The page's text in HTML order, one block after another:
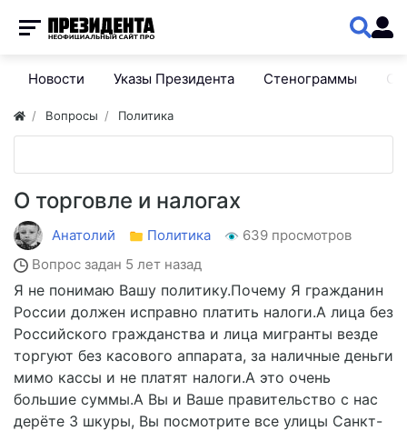
Новости Указы Президента Стенограммы
Вопросы Политика
О торговле и налогах
Анатолий Политика
639 просмотров
Вопрос задан 5 лет назад
Я не понимаю Вашу политику.Почему Я гражданин
России должен исправно платить налоги.А лица без
Российского гражданства и лица мигранты везде
торгуют без касового аппарата, за наличные деньги
мимо кассы и не платят налоги.А это очень
большие суммы.А Вы и Ваше правительство с нас
дерёте 3 шкуры, Вы посмотрите все улицы Санкт-